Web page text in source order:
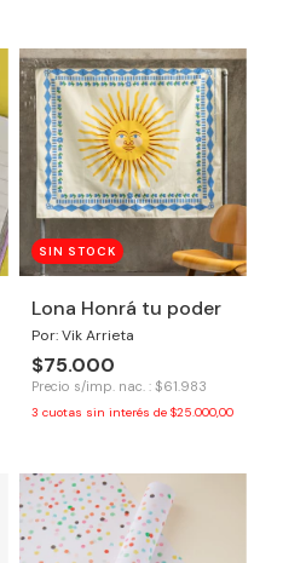
SIN STOCK
Lona Honrá tu poder
Por: Vik Arrieta
$75.000
Precio s/imp. nac. : $61.983
3 cuotas sin interés de $25.000,00